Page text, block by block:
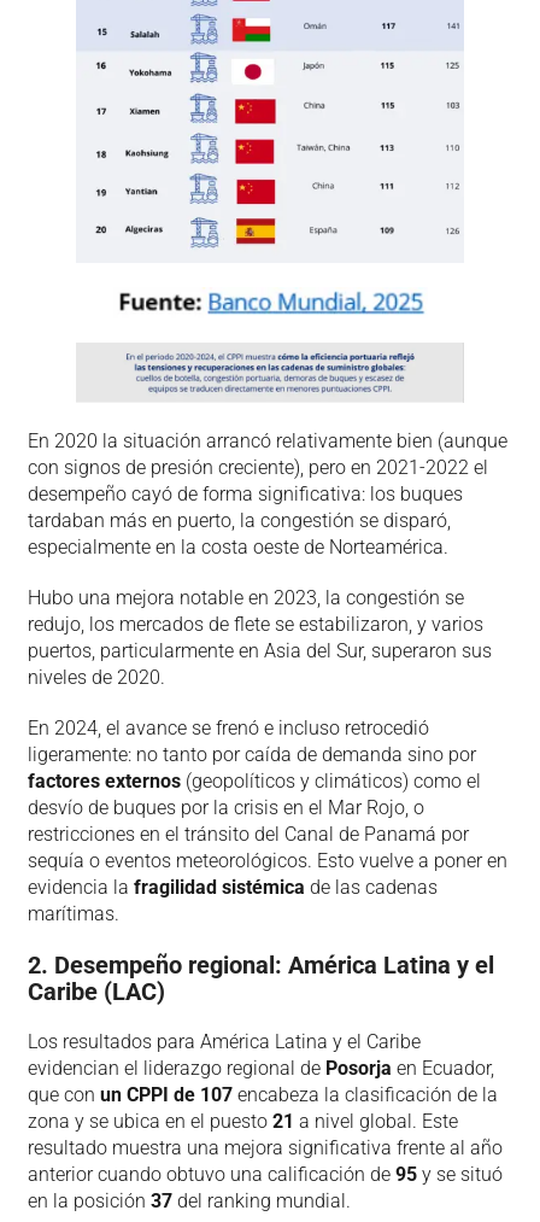
En 2020 la situación arrancó relativamente bien (aunque
con signos de presión creciente), pero en 2021-2022 el
desempeño cayó de forma significativa: los buques
tardaban más en puerto, la congestión se disparó,
especialmente en la costa oeste de Norteamérica.
Hubo una mejora notable en 2023, la congestión se
redujo, los mercados de flete se estabilizaron, y varios
puertos, particularmente en Asia del Sur, superaron sus
niveles de 2020.
En 2024, el avance se frenó e incluso retrocedió
ligeramente: no tanto por caída de demanda sino por
factores externos(geopolíticos y climáticos) como el
desvío de buques por la crisis en el Mar Rojo, o
restricciones en el tránsito del Canal de Panamá por
sequía o eventos meteorológicos. Esto vuelve a poner en
evidencia la fragilidad sistémica de las cadenas
marítimas.
2. Desempeño regional: América Latina y el
Caribe (LAC)
Los resultados para América Latina y el Caribe
evidencian el liderazgo regional de Posorja en Ecuador,
que con un CPPI de 107encabeza la clasificación de la
zona y se ubica en el puesto 21 a nivel global. Este
resultado muestra una mejora significativa frente al año
anterior cuando obtuvo una calificación de 95y se situó
en la posición 37del ranking mundial.